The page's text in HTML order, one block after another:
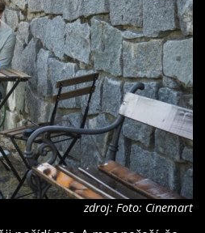
zdroj: Foto: Cinemart